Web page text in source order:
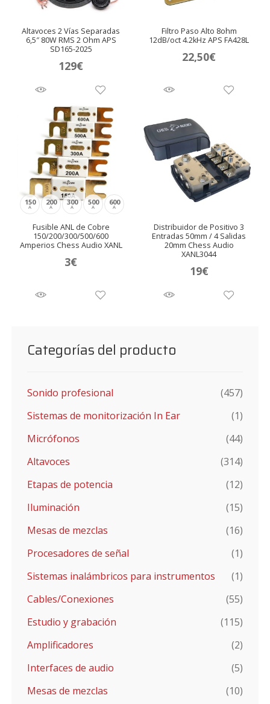
Altavoces 2 Vías Separadas
6,5″ 80W RMS 2 Ohm APS
SD165-2025
129€
Filtro Paso Alto 8ohm
12dB/oct 4.2kHz APS FA428L
22,50€
150
A
200
A
300
A
500
A
600
A
Fusible ANL de Cobre
150/200/300/500/600
Amperios Chess Audio XANL
3€
Distribuidor de Positivo 3
Entradas 50mm / 4 Salidas
20mm Chess Audio
XANL3044
19€
Categorías del producto
Sonido profesional
(457)
Sistemas de monitorización In Ear
(1)
Micrófonos
(44)
Altavoces
(314)
Etapas de potencia
(12)
Iluminación
(15)
Mesas de mezclas
(16)
Procesadores de señal
(1)
Sistemas inalámbricos para instrumentos
(1)
Cables/Conexiones
(55)
Estudio y grabación
(115)
Amplificadores
(2)
Interfaces de audio
(5)
Mesas de mezclas
(10)